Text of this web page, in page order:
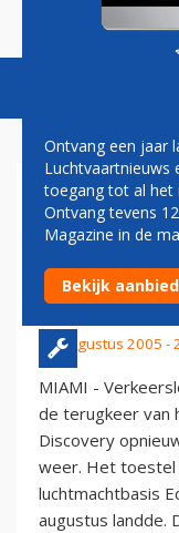
Magazine
BOEING
NAAR
20 augustus 2005 -
MIAMI -
de terugkeer van
Discovery
weer. Het toestel
luchtmachtbasis
augustus landde.
Ontvang een jaar
Luchtvaartnieuws
toegang tot al het
Ontvang tevens
Magazine in de
Bekijk